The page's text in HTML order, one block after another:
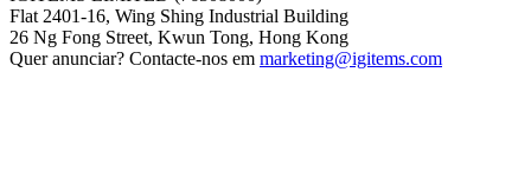
Flat 2401-16, Wing Shing Industrial Building
26 Ng Fong Street, Kwun Tong, Hong Kong
Quer anunciar? Contacte-nos em marketing@igitems.com